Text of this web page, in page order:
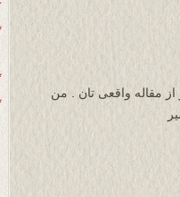
مقاله واقعی تان . من